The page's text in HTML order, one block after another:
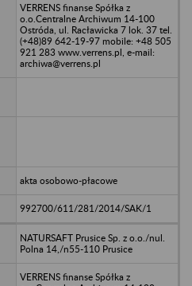
VERRENS finanse Spółka z
o.o.Centralne Archiwum 14-100
Ostróda, ul. Racławicka 7 lok. 37 tel.
(+48)89 642-19-97 mobile: +48 505
921 283 www.verrens.pl, e-mail:
archiwa@verrens.pl
akta osobowo-płacowe
992700/611/281/2014/SAK/1
NATURSAFT Prusice Sp. z o.o./nul.
Polna 14,/n55-110 Prusice
VERRENS finanse Spółka z